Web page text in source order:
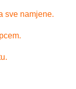
sve namjene.